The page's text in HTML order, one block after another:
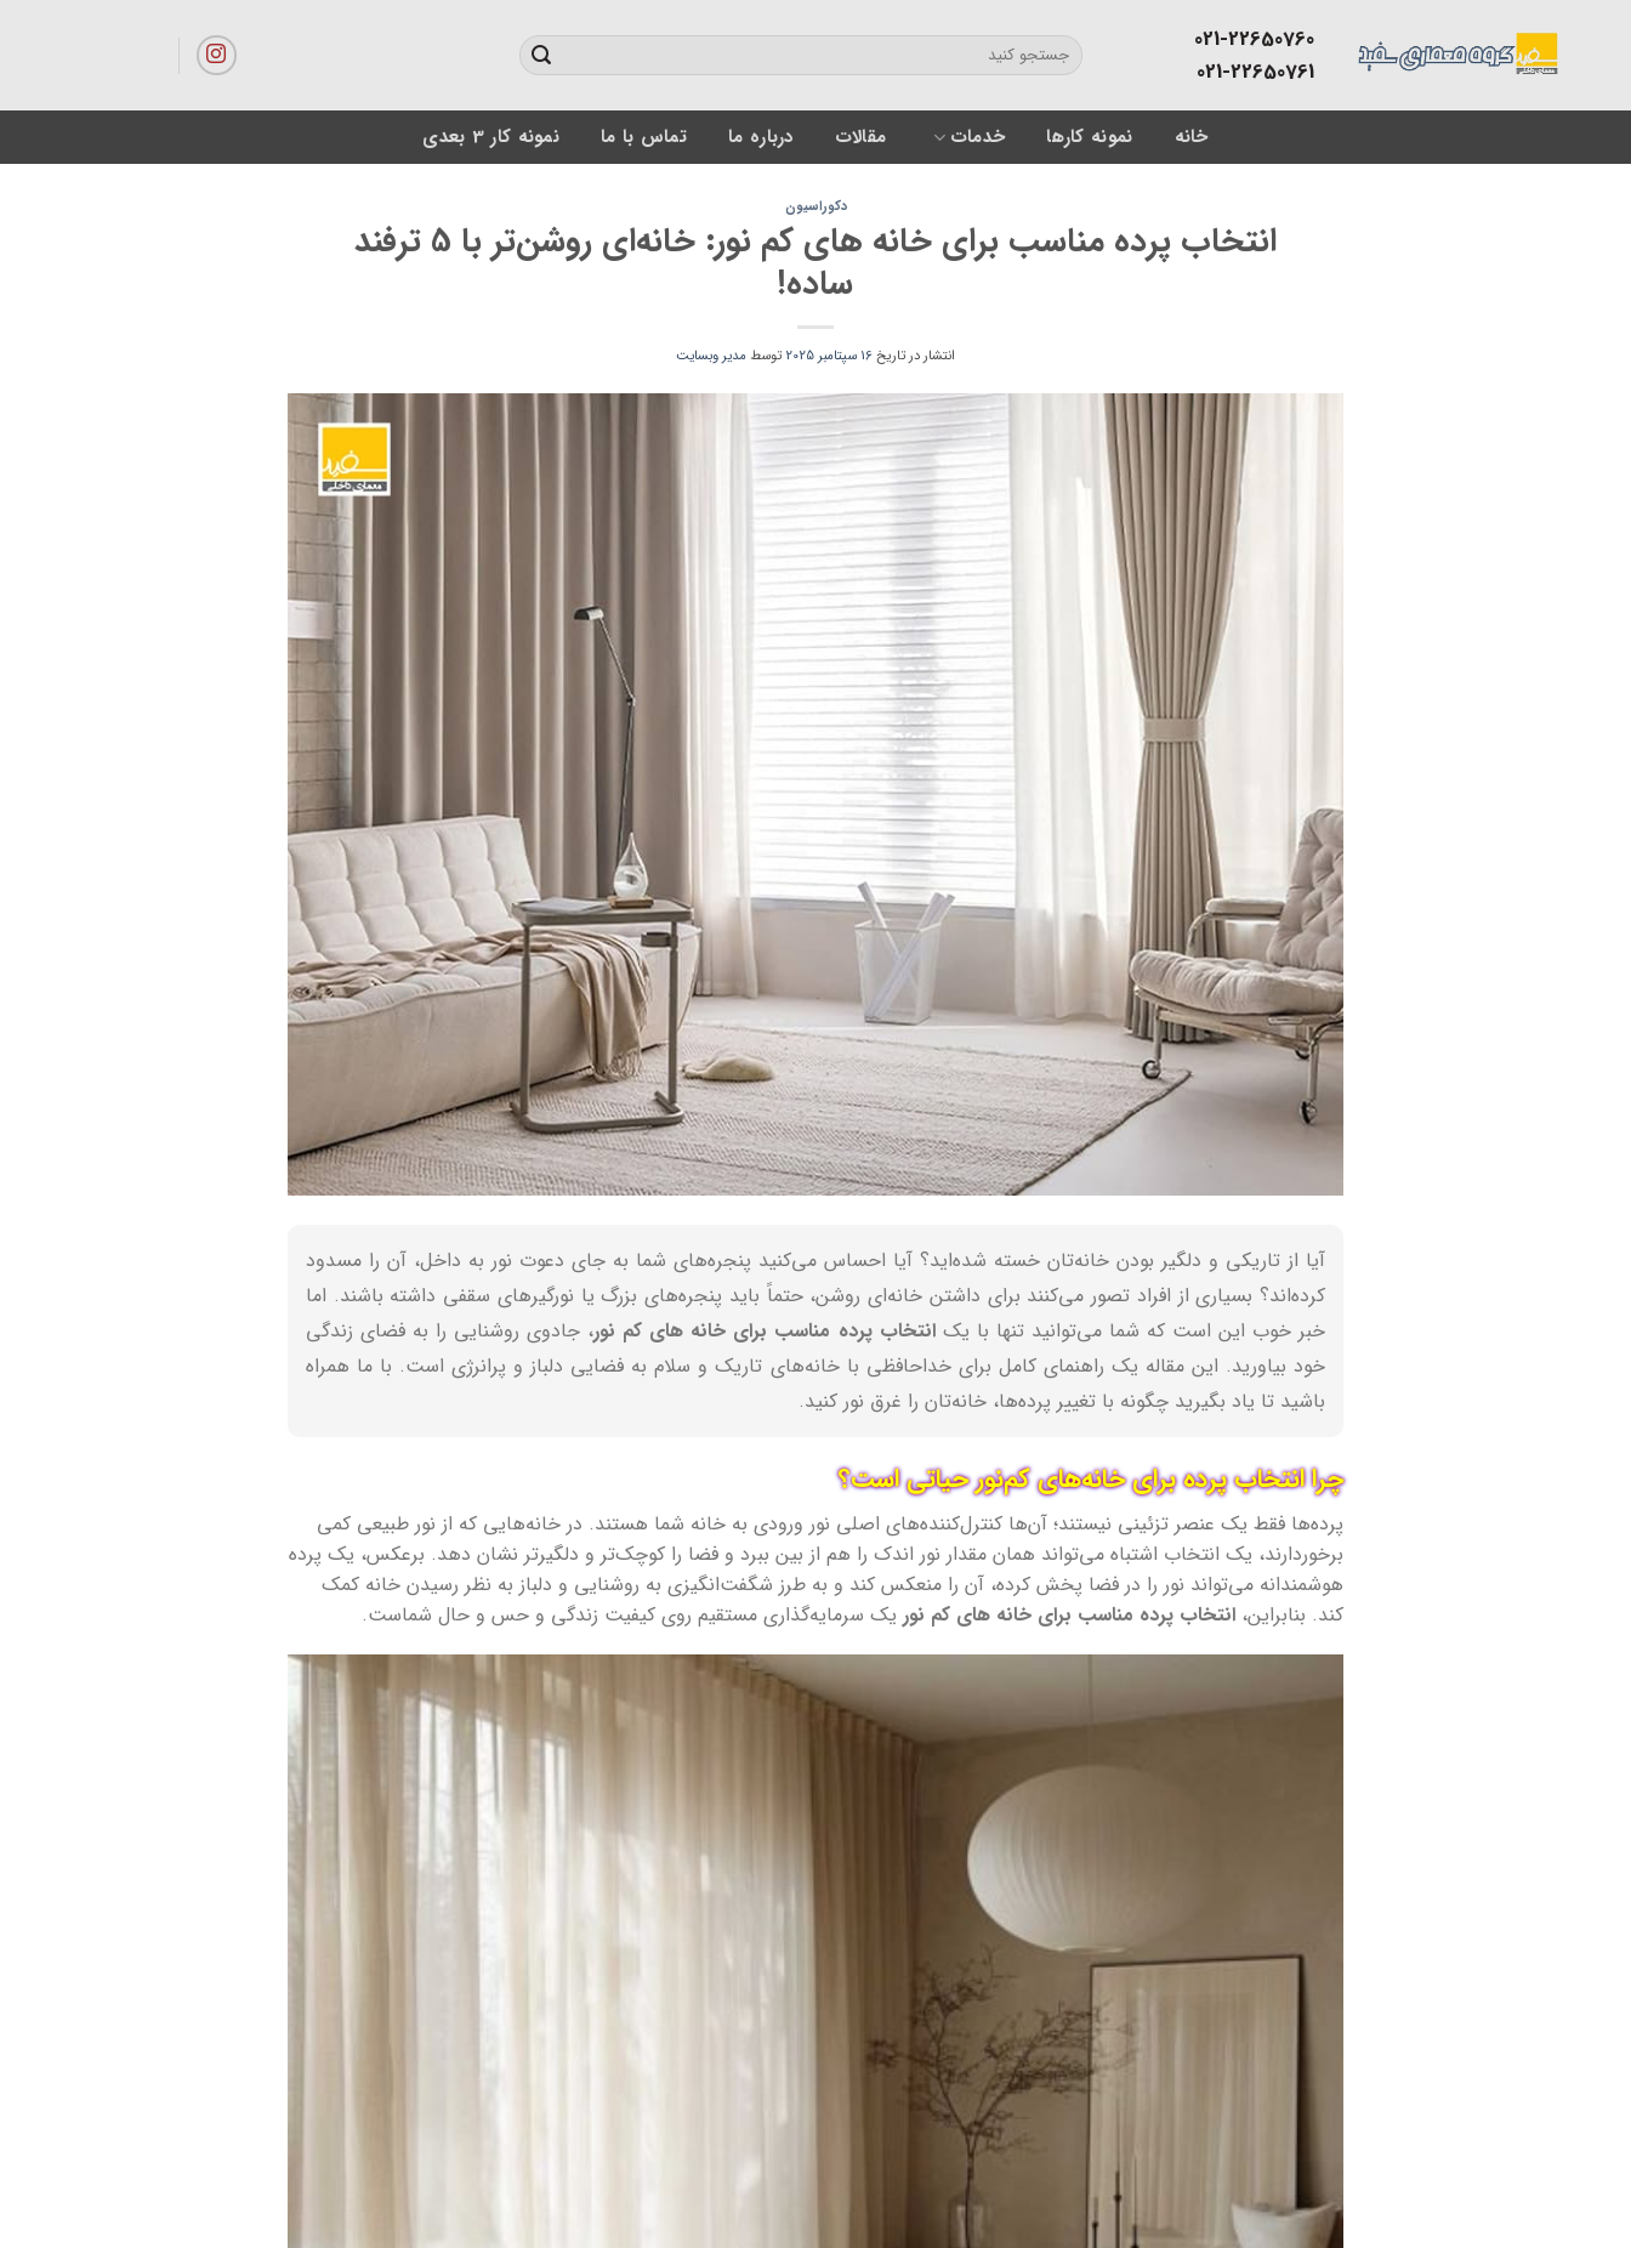
021-22650760
021-22650761
خانه نمونه کارها خدمات مقالات درباره ما تماس با ما نمونه کار 3 بعدی
دکوراسیون
انتخاب پرده مناسب برای خانه های کم نور: خانه‌ای روشن‌تر با 5 ترفند
ساده!
انتشار در تاریخ 16 سپتامبر 2025 توسط مدیر وبسایت
آیا از تاریکی و دلگیر بودن خانه‌تان خسته شده‌اید؟ آیا احساس می‌کنید پنجره‌های شما به جای دعوت نور به داخل، آن را مسدود
کرده‌اند؟ بسیاری از افراد تصور می‌کنند برای داشتن خانه‌ای روشن، حتماً باید پنجره‌های بزرگ یا نورگیرهای سقفی داشته باشند. اما
خبر خوب این است که شما می‌توانید تنها با یکانتخاب پرده مناسب برای خانه های کم نور، جادوی روشنایی را به فضای زندگی
خود بیاورید. این مقاله یک راهنمای کامل برای خداحافظی با خانه‌های تاریک و سلام به فضایی دلباز و پرانرژی است. با ما همراه
باشید تا یاد بگیرید چگونه با تغییر پرده‌ها، خانه‌تان را غرق نور کنید.
چرا انتخاب پرده برای خانه‌های کم‌نور حیاتی است؟
پرده‌ها فقط یک عنصر تزئینی نیستند؛ آن‌ها کنترل‌کننده‌های اصلی نور ورودی به خانه شما هستند. در خانه‌هایی که از نور طبیعی کمی
برخوردارند، یک انتخاب اشتباه می‌تواند همان مقدار نور اندک را هم از بین ببرد و فضا را کوچک‌تر و دلگیرتر نشان دهد. برعکس، یک پرده
هوشمندانه می‌تواند نور را در فضا پخش کرده، آن را منعکس کند و به طرز شگفت‌انگیزی به روشنایی و دلباز به نظر رسیدن خانه کمک
کند. بنابراین، انتخاب پرده مناسب برای خانه های کم نور یک سرمایه‌گذاری مستقیم روی کیفیت زندگی و حس و حال شماست.